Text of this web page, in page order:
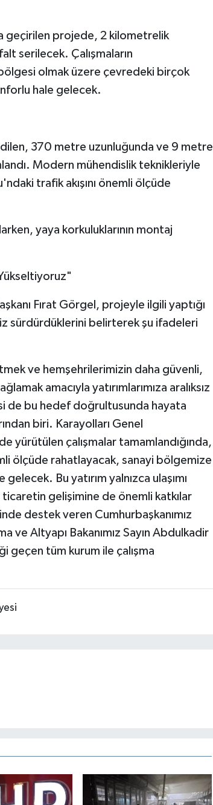
geçirilen projede, 2 kilometrelik
serilecek. Çalışmaların
olmak üzere çevredeki birçok
hale gelecek.
370 metre uzunluğunda ve 9 metre
Modern mühendislik teknikleriyle
trafik akışını önemli ölçüde
yaya korkuluklarının montaj
Fırat Görgel, projeyle ilgili yaptığı
sürdürdüklerini belirterek şu ifadeleri
ve hemşehrilerimizin daha güvenli,
amacıyla yatırımlarımıza aralıksız
de bu hedef doğrultusunda hayata
biri. Karayolları Genel
yürütülen çalışmalar tamamlandığında,
ölçüde rahatlayacak, sanayi bölgemize
Bu yatırım yalnızca ulaşımı
gelişimine de önemli katkılar
destek veren Cumhurbaşkanımız
ve Altyapı Bakanımız Sayın Abdulkadir
geçen tüm kurum ile çalışma